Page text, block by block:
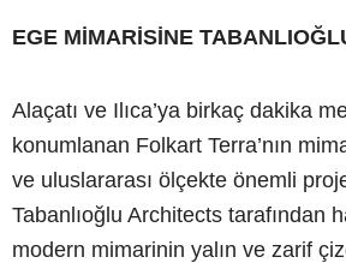
EGE MİMARİSİNE
Alaçatı ve Ilıca’ya birkaç dakika
konumlanan Folkart Terra’nın
ve uluslararası ölçekte önemli
Tabanlıoğlu Architects tarafından
modern mimarinin yalın ve zarif